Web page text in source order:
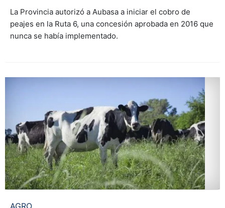
La Provincia autorizó a Aubasa a iniciar el cobro de
peajes en la Ruta 6, una concesión aprobada en 2016 que
nunca se había implementado.
AGRO